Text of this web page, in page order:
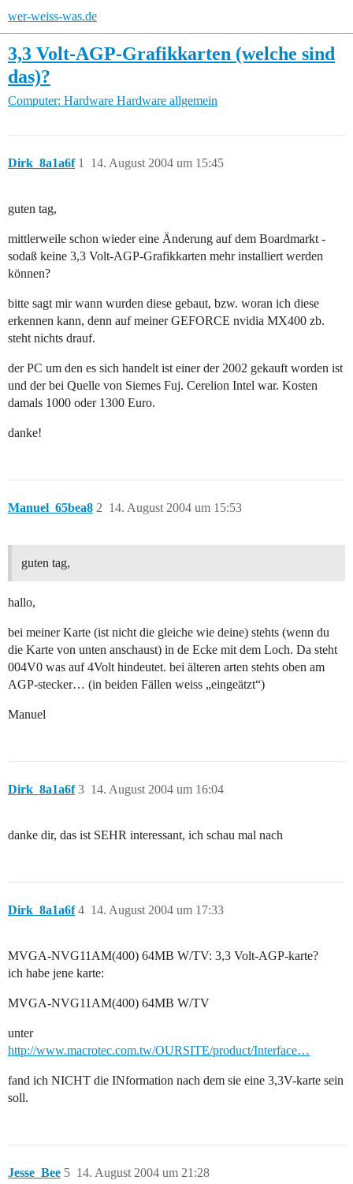
wer-weiss-was.de
3,3 Volt-AGP-Grafikkarten (welche sind
das)?
Computer: Hardware Hardware allgemein
Dirk_8a1a6f 14. August 2004 um 15:45
1
guten tag,
mittlerweile schon wieder eine Änderung auf dem Boardmarkt -
sodaß keine 3,3 Volt-AGP-Grafikkarten mehr installiert werden
können?
bitte sagt mir wann wurden diese gebaut, bzw. woran ich diese
erkennen kann, denn auf meiner GEFORCE nvidia MX400 zb.
steht nichts drauf.
der PC um den es sich handelt ist einer der 2002 gekauft worden ist
und der bei Quelle von Siemes Fuj. Cerelion Intel war. Kosten
damals 1000 oder 1300 Euro.
danke!
Manuel_65bea8 14. August 2004 um 15:53
2
guten tag,
hallo,
bei meiner Karte (ist nicht die gleiche wie deine) stehts (wenn du
die Karte von unten anschaust) in de Ecke mit dem Loch. Da steht
004V0 was auf 4Volt hindeutet. bei älteren arten stehts oben am
AGP-stecker… (in beiden Fällen weiss „eingeätzt“)
Manuel
Dirk_8a1a6f 14. August 2004 um 16:04
3
danke dir, das ist SEHR interessant, ich schau mal nach
Dirk_8a1a6f 14. August 2004 um 17:33
4
MVGA-NVG11AM(400) 64MB W/TV: 3,3 Volt-AGP-karte?
ich habe jene karte:
MVGA-NVG11AM(400) 64MB W/TV
unter
http://www.macrotec.com.tw/OURSITE/product/Interface…
fand ich NICHT die INformation nach dem sie eine 3,3V-karte sein
soll.
Jesse_Bee 14. August 2004 um 21:28
5